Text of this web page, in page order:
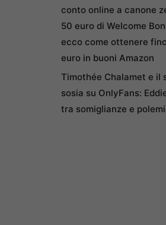
conto online a canone
50 euro di Welcome
ecco come ottenere
euro in buoni Amazon
Timothée Chalamet e il
sosia su OnlyFans:
tra somiglianze e